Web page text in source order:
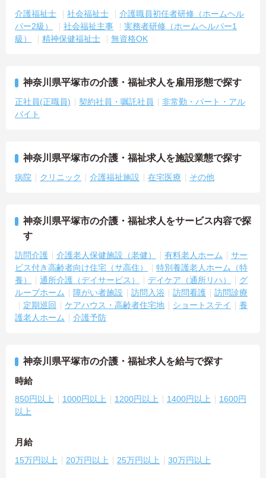
介護福祉士 社会福祉士
介護職員初任者研修（ホームヘル
パー2級）
社会福祉主事
実務者研修（ホームヘルパー1
級）
精神保健福祉士 無資格OK
神奈川県平塚市の介護・福祉求人を雇用形態で探す
正社員(正職員) 契約社員・嘱託社員
非常勤・パート・アル
バイト
神奈川県平塚市の介護・福祉求人を施設業態で探す
病院 クリニック 介護福祉施設 在宅医療 その他
神奈川県平塚市の介護・福祉求人をサービス内容で探
す
訪問介護 介護老人保健施設（老健） 有料老人ホーム
サー
ビス付き高齢者向け住宅（サ高住）
特別養護老人ホーム（特
養）
通所介護（デイサービス） デイケア（通所リハ）
グ
ループホーム
障がい者施設 訪問入浴 訪問看護
訪問診療
定期巡回
ケアハウス・高齢者住宅地 ショートステイ
養
護老人ホーム
介護予防
神奈川県平塚市の介護・福祉求人を給与で探す
時給
850円以上 1000円以上 1200円以上 1400円以上
1600円
以上
月給
15万円以上 20万円以上 25万円以上 30万円以上